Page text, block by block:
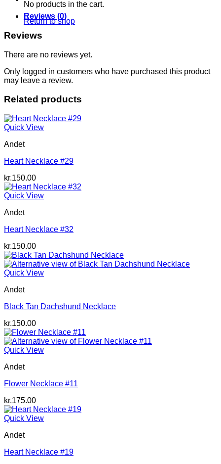
No products in the cart.
Return to shop
Reviews (0)
Reviews
There are no reviews yet.
Only logged in customers who have purchased this product
may leave a review.
Related products
Quick View
Andet
Heart Necklace #29
kr.150.00
Quick View
Andet
Heart Necklace #32
kr.150.00
Quick View
Andet
Black Tan Dachshund Necklace
kr.150.00
Quick View
Andet
Flower Necklace #11
kr.175.00
Quick View
Andet
Heart Necklace #19